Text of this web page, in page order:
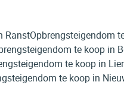
RanstOpbrengsteigendom
te koop in
te koop in Lier
te koop in